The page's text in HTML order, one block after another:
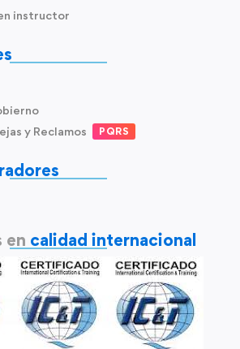
instructor
y Reclamos
PQRS
en calidad internacional